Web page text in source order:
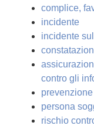
complice,
incidente
incidente
contro gli
persona
rischio